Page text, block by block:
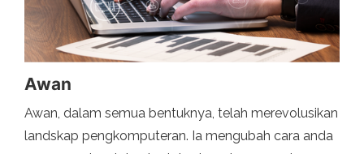
Awan
Awan, dalam semua bentuknya, telah merevolusikan
landskap pengkomputeran. Ia mengubah cara anda